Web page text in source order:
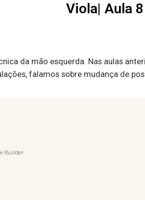
Viola| Aula 8
da mão esquerda. Nas aulas
falamos sobre mudança de
Builder